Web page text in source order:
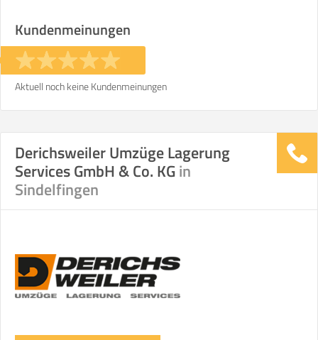
Kundenmeinungen
Aktuell noch keine Kundenmeinungen
Derichsweiler Umzüge Lagerung
Services GmbH & Co. KGin
Sindelfingen